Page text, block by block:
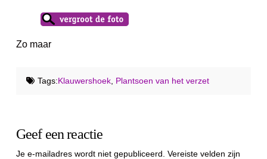
Zo maar
Tags:Klauwershoek, Plantsoen van het verzet
Geef een reactie
Je e-mailadres wordt niet gepubliceerd. Vereiste velden zijn